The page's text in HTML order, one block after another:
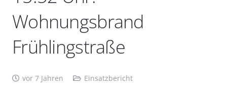
Wohnungsbrand
Frühlingstraße
vor 7 Jahren Einsatzbericht